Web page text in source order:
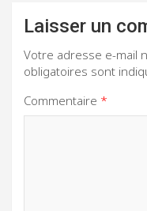
Laisser un
Votre adresse e-mail
obligatoires sont
Commentaire *